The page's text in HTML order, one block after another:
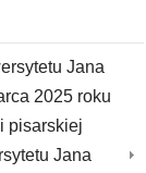
Jana
2025 roku
pisarskiej
Jana